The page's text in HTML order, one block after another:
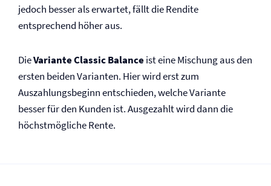
jedoch besser als erwartet, fällt die Rendite
entsprechend höher aus.
DieVariante Classic Balanceist eine Mischung aus den
ersten beiden Varianten. Hier wird erst zum
Auszahlungsbeginn entschieden, welche Variante
besser für den Kunden ist. Ausgezahlt wird dann die
höchstmögliche Rente.